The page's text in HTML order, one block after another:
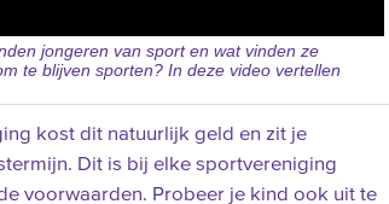
jongeren van sport en wat vinden ze
te blijven sporten? In deze video vertellen
kost dit natuurlijk geld en zit je
Dit is bij elke sportvereniging
voorwaarden. Probeer je kind ook uit te